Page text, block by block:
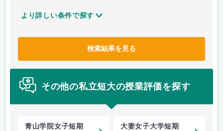
より詳しい条件で探す
検索結果を見る
その他の私立短大の授業評価を探す
青山学院女子短期
大妻女子大学短期